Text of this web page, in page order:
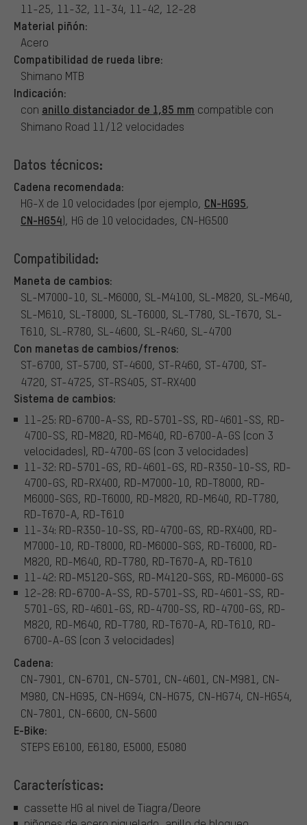
11-25, 11-32, 11-34, 11-42, 12-28
Material piñón:
Acero
Compatibilidad de rueda libre:
Shimano MTB
Indicación:
con anillo distanciador de 1,85 mm compatible con
Shimano Road 11/12 velocidades
Datos técnicos:
Cadena recomendada:
HG-X de 10 velocidades (por ejemplo, CN-HG95,
CN-HG54), HG de 10 velocidades, CN-HG500
Compatibilidad:
Maneta de cambios:
SL-M7000-10, SL-M6000, SL-M4100, SL-M820, SL-M640,
SL-M610, SL-T8000, SL-T6000, SL-T780, SL-T670, SL-
T610, SL-R780, SL-4600, SL-R460, SL-4700
Con manetas de cambios/frenos:
ST-6700, ST-5700, ST-4600, ST-R460, ST-4700, ST-
4720, ST-4725, ST-RS405, ST-RX400
Sistema de cambios:
11-25: RD-6700-A-SS, RD-5701-SS, RD-4601-SS, RD-
4700-SS, RD-M820, RD-M640, RD-6700-A-GS (con 3
velocidades), RD-4700-GS (con 3 velocidades)
11-32: RD-5701-GS, RD-4601-GS, RD-R350-10-SS, RD-
4700-GS, RD-RX400, RD-M7000-10, RD-T8000, RD-
M6000-SGS, RD-T6000, RD-M820, RD-M640, RD-T780,
RD-T670-A, RD-T610
11-34: RD-R350-10-SS, RD-4700-GS, RD-RX400, RD-
M7000-10, RD-T8000, RD-M6000-SGS, RD-T6000, RD-
M820, RD-M640, RD-T780, RD-T670-A, RD-T610
11-42: RD-M5120-SGS, RD-M4120-SGS, RD-M6000-GS
12-28: RD-6700-A-SS, RD-5701-SS, RD-4601-SS, RD-
5701-GS, RD-4601-GS, RD-4700-SS, RD-4700-GS, RD-
M820, RD-M640, RD-T780, RD-T670-A, RD-T610, RD-
6700-A-GS (con 3 velocidades)
Cadena:
CN-7901, CN-6701, CN-5701, CN-4601, CN-M981, CN-
M980, CN-HG95, CN-HG94, CN-HG75, CN-HG74, CN-HG54,
CN-7801, CN-6600, CN-5600
E-Bike:
STEPS E6100, E6180, E5000, E5080
Características:
cassette HG al nivel de Tiagra/Deore